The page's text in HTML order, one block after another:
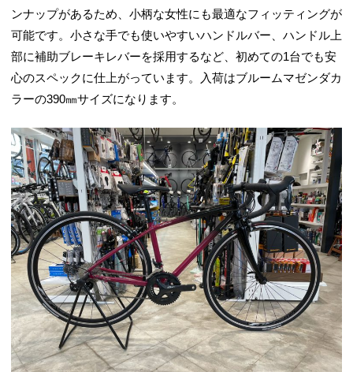
ンナップがあるため、小柄な女性にも最適なフィッティングが
可能です。小さな手でも使いやすいハンドルバー、ハンドル上
部に補助ブレーキレバーを採用するなど、初めての1台でも安
心のスペックに仕上がっています。入荷はブルームマゼンダカ
ラーの390㎜サイズになります。